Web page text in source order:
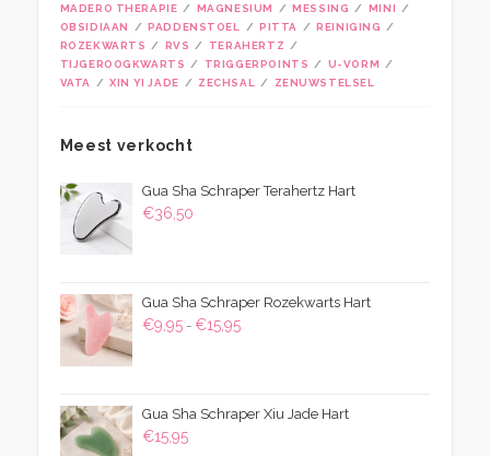
MADERO THERAPIE
MAGNESIUM MESSING
MINI
OBSIDIAAN
PADDENSTOEL PITTA
REINIGING
ROZEKWARTS
RVS
TERAHERTZ
TIJGEROOGKWARTS
TRIGGERPOINTS
U-VORM
VATA
XIN YI JADE ZECHSAL ZENUWSTELSEL
Meest verkocht
Gua Sha Schraper Terahertz Hart
€36,50
Gua Sha Schraper Rozekwarts Hart
€9,95 - €15,95Prijsklasse:
Gua Sha Schraper Xiu Jade Hart
€15,95